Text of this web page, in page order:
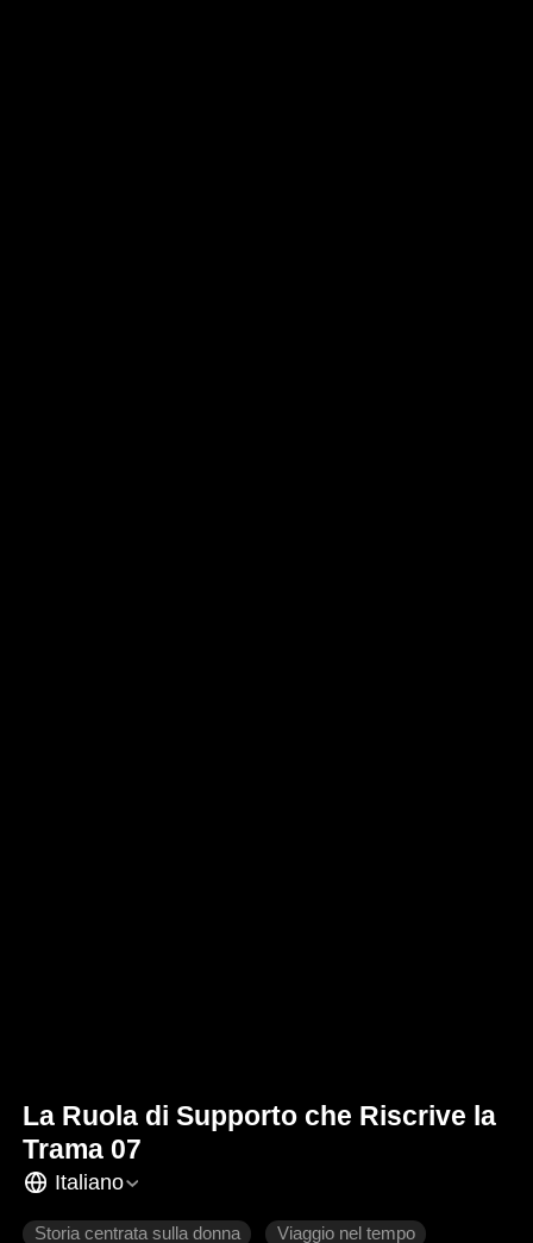
La Ruola di Supporto che Riscrive la
Trama 07
Italiano
Storia centrata sulla donna Viaggio nel tempo